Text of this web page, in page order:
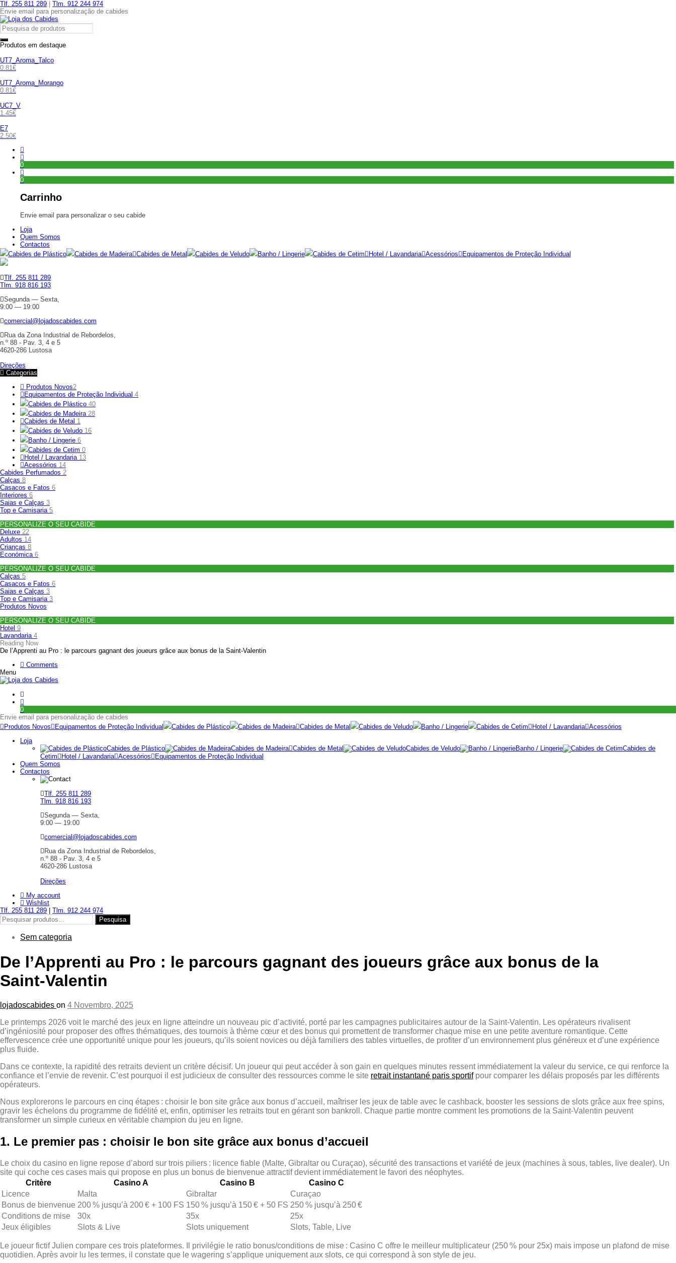
Tlf. 255 811 289
Tlm. 912 244 974
Envie email para personalização de cabides
Produtos em destaque
UT7_Aroma_Talco
0.81€
UT7_Aroma_Morango
0.81€
UC7_V
1.45€
E7
2.50€
0
0
Carrinho
Envie email para personalizar o seu cabide
Loja
Quem Somos
Contactos
Cabides de Plástico
Cabides de Madeira Cabides de Metal Cabides de Veludo Banho / Lingerie Cabides de Cetim Hotel / Lavandaria Acessórios Equipamentos de Proteção Individual
Tlf. 255 811 289
Tlm. 918 816 193
Segunda — Sexta,
9:00 — 19:00
comercial@lojadoscabides.com
Rua da Zona Industrial de Rebordelos,
n.º 88 - Pav. 3, 4 e 5
4620-286 Lustosa
Direções
Categorias
Produtos Novos2
Equipamentos de Proteção Individual 4
Cabides de Plástico 40
Cabides de Madeira 28
Cabides de Metal 1
Cabides de Veludo 16
Banho / Lingerie 6
Cabides de Cetim 0
Hotel / Lavandaria 13
Acessórios 14
Cabides Perfumados 2
Calças 8
Casacos e Fatos 6
Interiores 6
Saias e Calças 3
Top e Camisaria 5
PERSONALIZE O SEU CABIDE
Deluxe 22
Adultos 14
Crianças 8
Económica 6
PERSONALIZE O SEU CABIDE
Calças 5
Casacos e Fatos 6
Saias e Calças 3
Top e Camisaria 3
Produtos Novos
PERSONALIZE O SEU CABIDE
Hotel 9
Lavandaria 4
Reading Now
De l’Apprenti au Pro : le parcours gagnant des joueurs grâce aux bonus de la Saint‑Valentin
Comments
Menu
0
Envie email para personalização de cabides
Produtos Novos
Equipamentos de Proteção Individual Cabides de Plástico Cabides de Madeira Cabides de Metal Cabides de Veludo Banho / Lingerie Cabides de Cetim Hotel / Lavandaria Acessórios
Loja
Cabides de Plástico
Cabides de Madeira Cabides de Metal Cabides de Veludo Banho / Lingerie
Cabides de
Cetim
Hotel / Lavandaria Acessórios
Equipamentos de Proteção Individual
Quem Somos
Contactos
Tlf. 255 811 289
Tlm. 918 816 193
Segunda — Sexta,
9:00 — 19:00
comercial@lojadoscabides.com
Rua da Zona Industrial de Rebordelos,
n.º 88 - Pav. 3, 4 e 5
4620-286 Lustosa
Direções
My account
Wishlist
Tlf. 255 811 289
Tlm. 912 244 974
Pesquisar
por:
Pesquisa
Sem categoria
De l’Apprenti au Pro : le parcours gagnant des joueurs grâce aux bonus de la
Saint‑Valentin
lojadoscabides on 4 Novembro, 2025
Le printemps 2026 voit le marché des jeux en ligne atteindre un nouveau pic d’activité, porté par les campagnes publicitaires autour de la Saint‑Valentin. Les opérateurs rivalisent
d’ingéniosité pour proposer des offres thématiques, des tournois à thème cœur et des bonus qui promettent de transformer chaque mise en une petite aventure romantique. Cette
effervescence crée une opportunité unique pour les joueurs, qu’ils soient novices ou déjà familiers des tables virtuelles, de profiter d’un environnement plus généreux et d’une expérience
plus fluide.
Dans ce contexte, la rapidité des retraits devient un critère décisif. Un joueur qui peut accéder à son gain en quelques minutes ressent immédiatement la valeur du service, ce qui renforce la
confiance et l’envie de revenir. C’est pourquoi il est judicieux de consulter des ressources comme le site retrait instantané paris sportifpour comparer les délais proposés par les différents
opérateurs.
Nous explorerons le parcours en cinq étapes : choisir le bon site grâce aux bonus d’accueil, maîtriser les jeux de table avec le cashback, booster les sessions de slots grâce aux free spins,
gravir les échelons du programme de fidélité et, enfin, optimiser les retraits tout en gérant son bankroll. Chaque partie montre comment les promotions de la Saint‑Valentin peuvent
transformer un simple curieux en véritable champion du jeu en ligne.
1. Le premier pas : choisir le bon site grâce aux bonus d’accueil
Le choix du casino en ligne repose d’abord sur trois piliers : licence fiable (Malte, Gibraltar ou Curaçao), sécurité des transactions et variété de jeux (machines à sous, tables, live dealer). Un
site qui coche ces cases mais qui propose en plus un bonus de bienvenue attractif devient immédiatement le favori des néophytes.
Critère
Casino A Casino B
Casino C
Licence
Malta Gibraltar
Curaçao
Bonus de bienvenue 200 % jusqu’à 200 € + 100 FS 150 % jusqu’à 150 € + 50 FS 250 % jusqu’à 250 €
Conditions de mise
30x 35x
25x
Jeux éligibles
Slots & Live Slots uniquement Slots, Table, Live
Le joueur fictif Julien compare ces trois plateformes. Il privilégie le ratio bonus/conditions de mise : Casino C offre le meilleur multiplicateur (250 % pour 25x) mais impose un plafond de mise
quotidien. Après avoir lu les termes, il constate que le wagering s’applique uniquement aux slots, ce qui correspond à son style de jeu.